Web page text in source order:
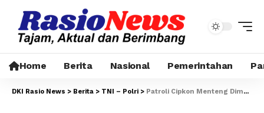
Home Berita Nasional Pemerintahan
DKI Rasio News > Berita > TNI – Polri > Patroli Cipkon Menteng Dimulai, Polisi Perkuat Pengamanan Malam di Ibu Kota